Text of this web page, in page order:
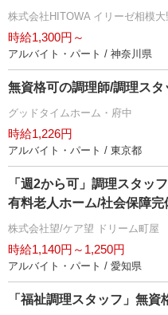
株式会社HITOWA イリーゼ相模
時給1,300円～
アルバイト・パート / 神奈川県
無資格可の調理師/調理スタ
グッドタイムホーム・府中
時給1,226円
アルバイト・パート / 東京都
「週2から可」調理スタッ
有料老人ホーム/社会保障完
株式会社望/ケア望 ドリーム町屋
時給1,140円～1,250円
アルバイト・パート / 愛知県
「福祉調理スタッフ」無